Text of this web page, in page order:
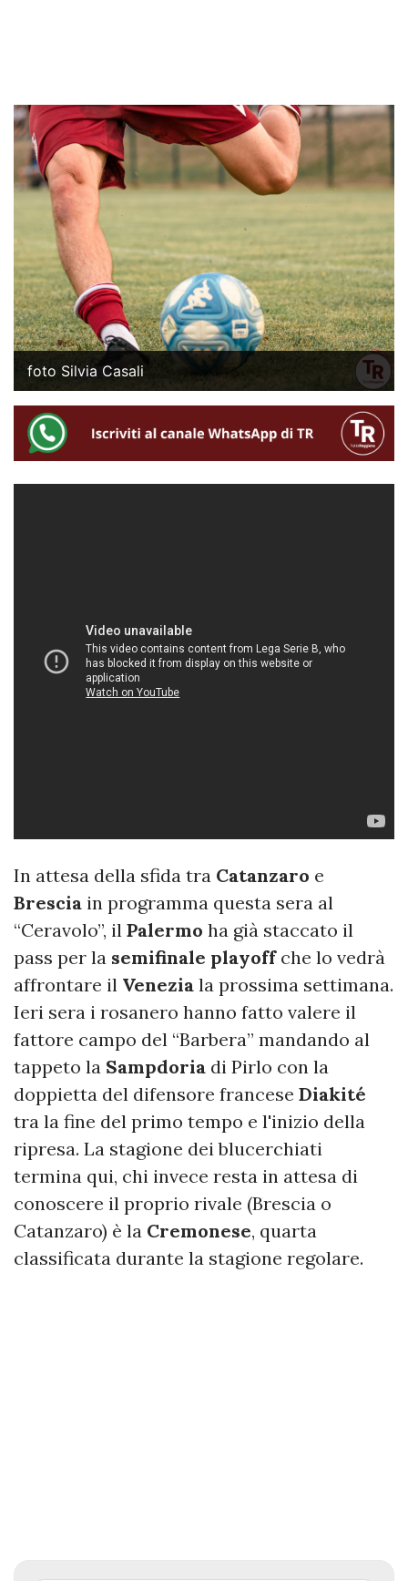
foto Silvia Casali
In attesa della sfida tra Catanzaro e
Brescia in programma questa sera al
“Ceravolo”, il Palermo ha già staccato il
pass per la semifinale playoffche lo vedrà
affrontare il Venezia la prossima settimana.
Ieri sera i rosanero hanno fatto valere il
fattore campo del “Barbera” mandando al
tappeto la Sampdoria di Pirlo con la
doppietta del difensore francese Diakité
tra la fine del primo tempo e l'inizio della
ripresa. La stagione dei blucerchiati
termina qui, chi invece resta in attesa di
conoscere il proprio rivale (Brescia o
Catanzaro) è la Cremonese, quarta
classificata durante la stagione regolare.